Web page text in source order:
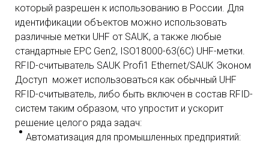
который разрешен к использованию в России. Для
идентификации объектов можно использовать
различные метки UHF от SAUK, а также любые
стандартные EPC Gen2, ISO18000-63(6С) UHF-метки.
RFID-считыватель SAUK Profi1 Ethernet/SAUK Эконом
Доступ может использоваться как обычный UHF
RFID-считыватель, либо быть включен в состав RFID-
систем таким образом, что упростит и ускорит
решение целого ряда задач:
Автоматизация для промышленных предприятий: